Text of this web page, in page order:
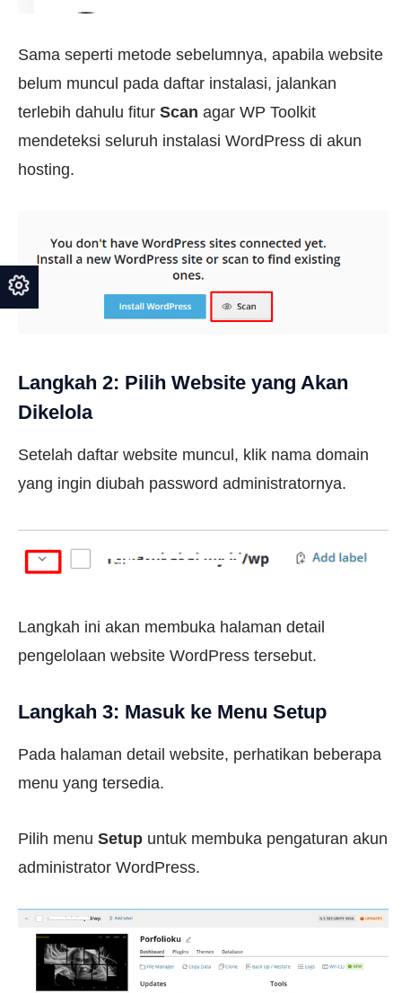
Sama seperti metode sebelumnya, apabila website
belum muncul pada daftar instalasi, jalankan
terlebih dahulu fitur Scan agar WP Toolkit
mendeteksi seluruh instalasi WordPress di akun
hosting.
Langkah 2: Pilih Website yang Akan
Dikelola
Setelah daftar website muncul, klik nama domain
yang ingin diubah password administratornya.
Langkah ini akan membuka halaman detail
pengelolaan website WordPress tersebut.
Langkah 3: Masuk ke Menu Setup
Pada halaman detail website, perhatikan beberapa
menu yang tersedia.
Pilih menu Setup untuk membuka pengaturan akun
administrator WordPress.